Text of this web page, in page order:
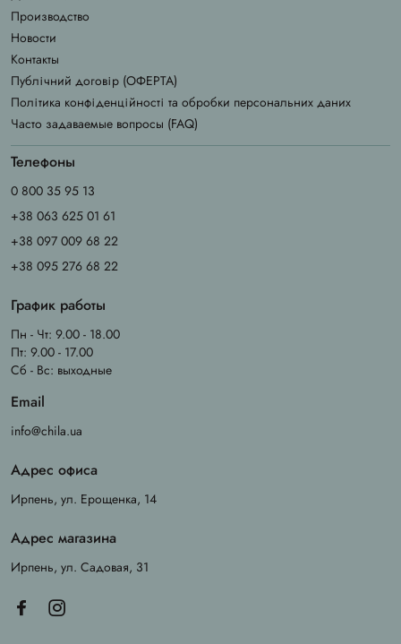
Производство
Новости
Контакты
Публічний договір (ОФЕРТА)
Політика конфіденційності та обробки персональних даних
Часто задаваемые вопросы (FAQ)
Телефоны
0 800 35 95 13
+38 063 625 01 61
+38 097 009 68 22
+38 095 276 68 22
График работы
Пн - Чт: 9.00 - 18.00
Пт: 9.00 - 17.00
Сб - Вс: выходные
Email
info@chila.ua
Адрес офиса
Ирпень, ул. Ерощенка, 14
Адрес магазина
Ирпень, ул. Садовая, 31